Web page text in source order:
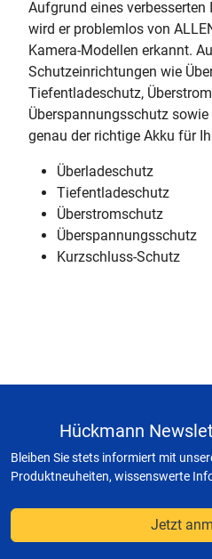
Aufgrund eines
wird er problemlos von
Kamera-Modellen erkannt.
Schutzeinrichtungen wie
Tiefentladeschutz,
Überspannungsschutz
genau der richtige Akku für
Überladeschutz
Tiefentladeschutz
Überstromschutz
Überspannungsschutz
Kurzschluss-Schutz
Hückmann
Bleiben Sie stets informiert mit
Produktneuheiten, wissenswerte
Jetzt